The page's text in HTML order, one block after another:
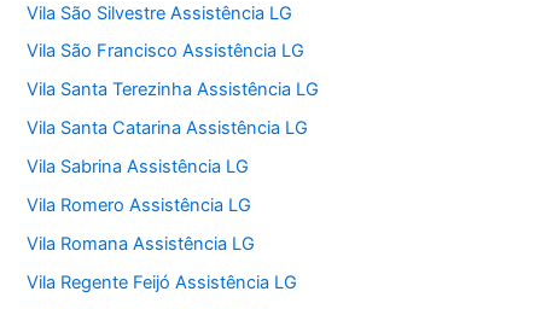
Vila São Silvestre Assistência LG
Vila São Francisco Assistência LG
Vila Santa Terezinha Assistência LG
Vila Santa Catarina Assistência LG
Vila Sabrina Assistência LG
Vila Romero Assistência LG
Vila Romana Assistência LG
Vila Regente Feijó Assistência LG